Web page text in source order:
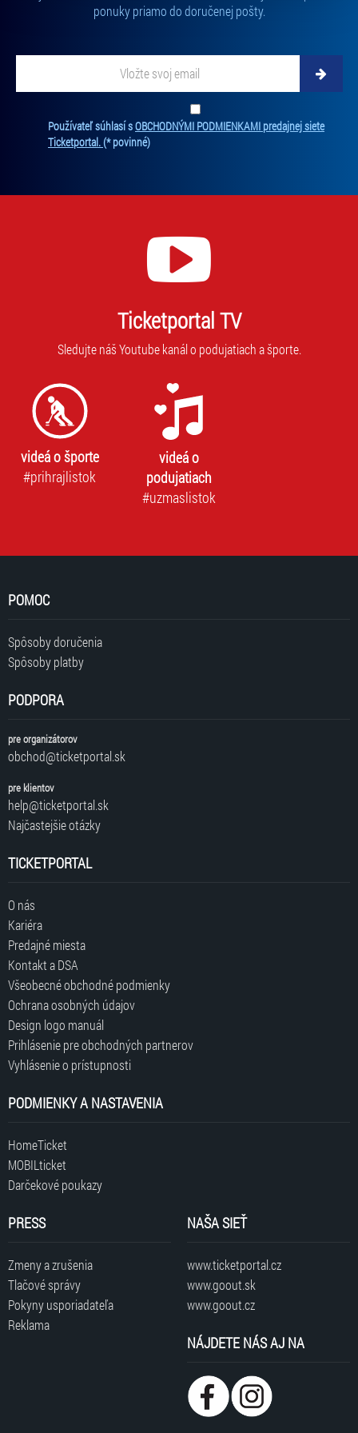
„Cookies a jejich nastavení“.
ponuky priamo do doručenej pošty.
Používateľ súhlasí sOBCHODNÝMI PODMIENKAMI predajnej siete
Ticketportal.(* povinné)
Ticketportal TV
Sledujte náš Youtube kanál o podujatiach a športe.
videá o športe
#prihrajlistok
videá o
podujatiach
#uzmaslistok
POMOC
Spôsoby doručenia
Spôsoby platby
PODPORA
pre organizátorov
obchod@ticketportal.sk
pre klientov
help@ticketportal.sk
Najčastejšie otázky
TICKETPORTAL
O nás
Kariéra
Predajné miesta
Kontakt a DSA
Všeobecné obchodné podmienky
Ochrana osobných údajov
Design logo manuál
Prihlásenie pre obchodných partnerov
Vyhlásenie o prístupnosti
PODMIENKY A NASTAVENIA
HomeTicket
MOBILticket
Darčekové poukazy
PRESS
Zmeny a zrušenia
Tlačové správy
Pokyny usporiadateľa
Reklama
NAŠA SIEŤ
www.ticketportal.cz
www.goout.sk
www.goout.cz
NÁJDETE NÁS AJ NA